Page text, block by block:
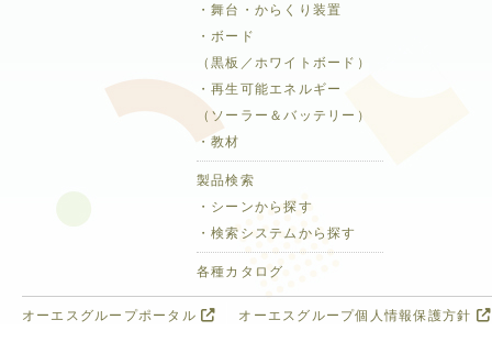
・舞台・からくり装置
・ボード
（黒板／ホワイトボード）
・再生可能エネルギー
（ソーラー＆バッテリー）
・教材
製品検索
・シーンから探す
・検索システムから探す
各種カタログ
オーエスグループポータル オーエスグループ個人情報保護方針